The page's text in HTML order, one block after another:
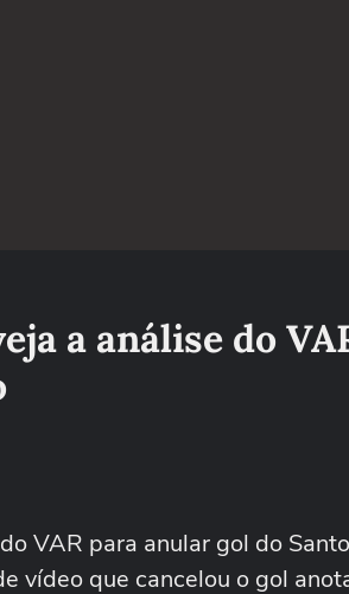
a análise do
VAR para anular gol do
vídeo que cancelou o gol